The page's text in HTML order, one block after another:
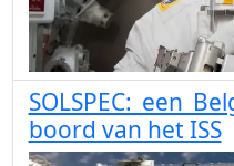
SOLSPEC: een
boord van het ISS